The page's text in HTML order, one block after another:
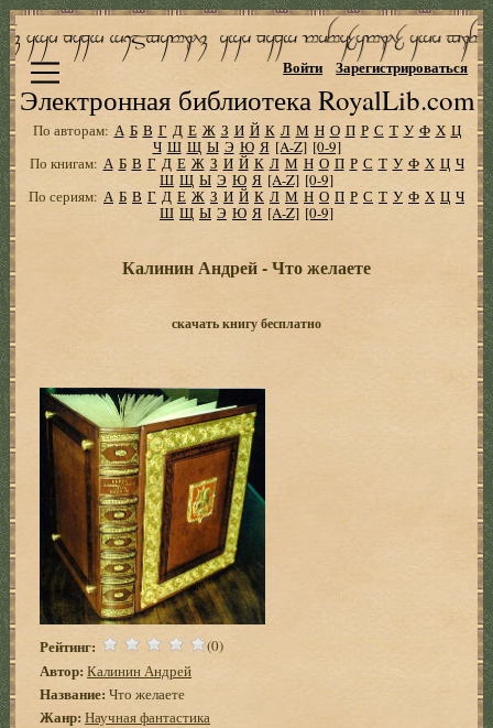
Электронная библиотека RoyalLib.com
Войти Зарегистрироваться
По авторам: А Б В Г Д Е Ж З И Й К Л М Н О П Р С Т У Ф Х Ц
Ч Ш Щ Ы Э Ю Я [A-Z] [0-9]
По книгам: А Б В Г Д Е Ж З И Й К Л М Н О П Р С Т У Ф Х Ц Ч
Ш Щ Ы Э Ю Я [A-Z] [0-9]
По сериям: А Б В Г Д Е Ж З И Й К Л М Н О П Р С Т У Ф Х Ц Ч
Ш Щ Ы Э Ю Я [A-Z] [0-9]
Калинин Андрей - Что желаете
скачать книгу бесплатно
Рейтинг: (0)
Автор: Калинин Андрей
Название: Что желаете
Жанр: Научная фантастика